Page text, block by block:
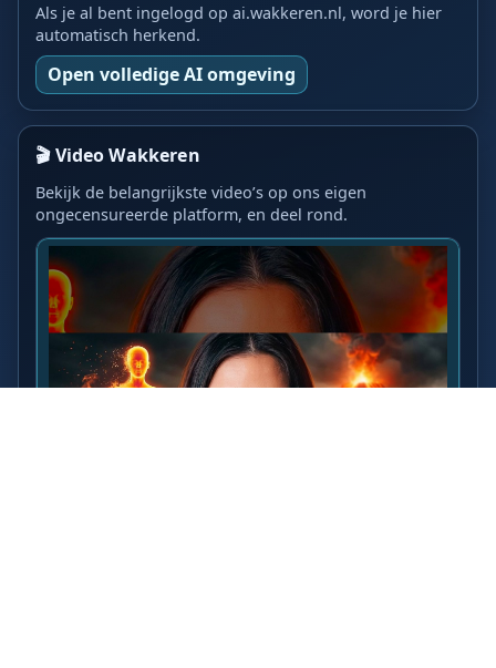
Als je al bent ingelogd op ai.wakkeren.nl, word je hier
automatisch herkend.
Open volledige AI omgeving
🎬 Video Wakkeren
Bekijk de belangrijkste video’s op ons eigen
ongecensureerde platform, en deel rond.